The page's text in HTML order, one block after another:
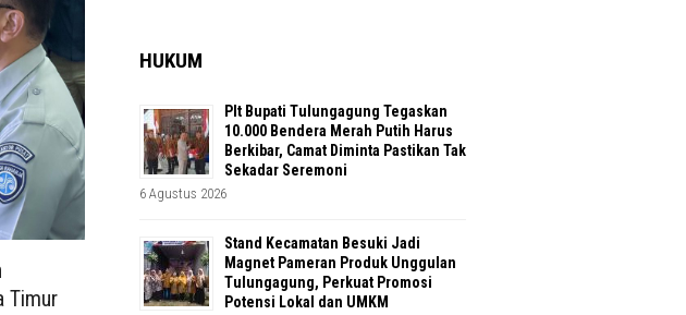
Timur
HUKUM
Plt Bupati Tulungagung Tegaskan
10.000 Bendera Merah Putih Harus
Berkibar, Camat Diminta Pastikan Tak
Sekadar Seremoni
6 Agustus 2026
Stand Kecamatan Besuki Jadi
Magnet Pameran Produk Unggulan
Tulungagung, Perkuat Promosi
Potensi Lokal dan UMKM